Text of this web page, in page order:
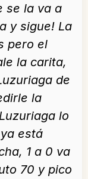
se la va a
y sigue! La
pero el
la carita,
de
la
lo
está
1 a 0 va
70 y pico